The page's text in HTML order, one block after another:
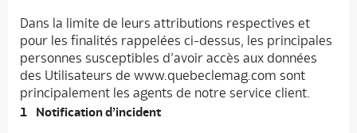
Dans la limite de leurs attributions respectives et
pour les finalités rappelées ci-dessus, les principales
personnes susceptibles d’avoir accès aux données
des Utilisateurs de www.quebeclemag.com sont
principalement les agents de notre service client.
Notification d’incident